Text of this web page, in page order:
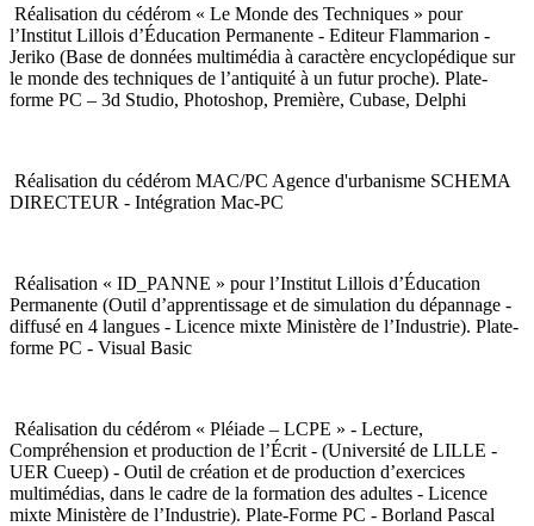
Réalisation du cédérom « Le Monde des Techniques » pour
l’Institut Lillois d’Éducation Permanente - Editeur Flammarion -
Jeriko (Base de données multimédia à caractère encyclopédique sur
le monde des techniques de l’antiquité à un futur proche). Plate-
forme PC – 3d Studio, Photoshop, Première, Cubase, Delphi
Réalisation du cédérom MAC/PC Agence d'urbanisme SCHEMA
DIRECTEUR - Intégration Mac-PC
Réalisation « ID_PANNE » pour l’Institut Lillois d’Éducation
Permanente (Outil d’apprentissage et de simulation du dépannage -
diffusé en 4 langues - Licence mixte Ministère de l’Industrie). Plate-
forme PC - Visual Basic
Réalisation du cédérom « Pléiade – LCPE » - Lecture,
Compréhension et production de l’Écrit - (Université de LILLE -
UER Cueep) - Outil de création et de production d’exercices
multimédias, dans le cadre de la formation des adultes - Licence
mixte Ministère de l’Industrie). Plate-Forme PC - Borland Pascal